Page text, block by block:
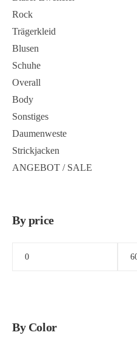
Rock
Trägerkleid
Blusen
Schuhe
Overall
Body
Sonstiges
Daumenweste
Strickjacken
ANGEBOT / SALE
By price
By Color